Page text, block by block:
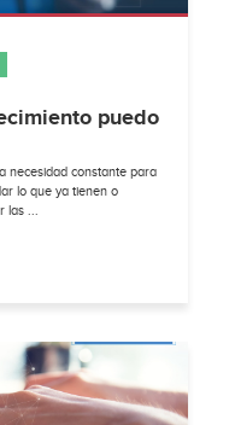
puedo
necesidad constante para
lo que ya tienen o
las ...